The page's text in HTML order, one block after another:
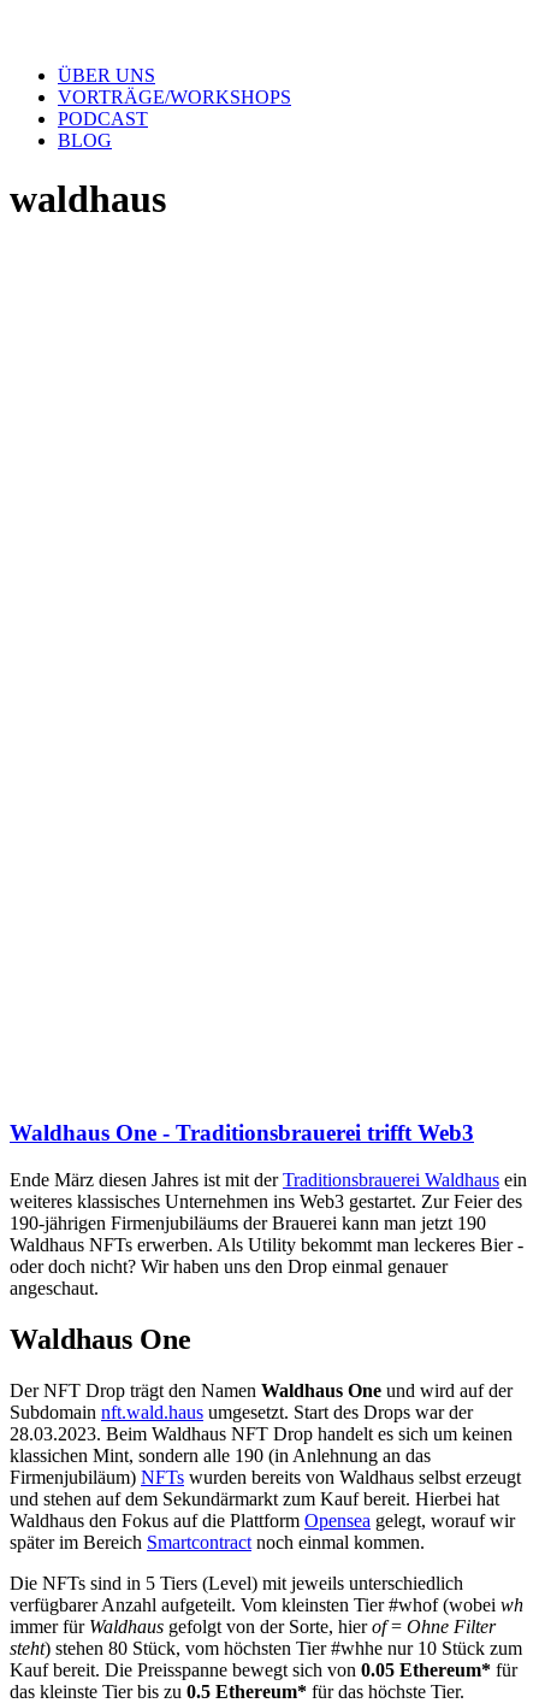
ÜBER UNS
VORTRÄGE/WORKSHOPS
PODCAST
BLOG
waldhaus
Waldhaus One - Traditionsbrauerei trifft Web3
Ende März diesen Jahres ist mit derTraditionsbrauerei Waldhaus ein
weiteres klassisches Unternehmen ins Web3 gestartet. Zur Feier des
190-jährigen Firmenjubiläums der Brauerei kann man jetzt 190
Waldhaus NFTs erwerben. Als Utility bekommt man leckeres Bier -
oder doch nicht? Wir haben uns den Drop einmal genauer
angeschaut.
Waldhaus One
Der NFT Drop trägt den Namen Waldhaus One und wird auf der
Subdomain nft.wald.haus umgesetzt. Start des Drops war der
28.03.2023. Beim Waldhaus NFT Drop handelt es sich um keinen
klassichen Mint, sondern alle 190 (in Anlehnung an das
Firmenjubiläum) NFTs wurden bereits von Waldhaus selbst erzeugt
und stehen auf dem Sekundärmarkt zum Kauf bereit. Hierbei hat
Waldhaus den Fokus auf die Plattform Opensea gelegt, worauf wir
später im Bereich Smartcontract noch einmal kommen.
Die NFTs sind in 5 Tiers (Level) mit jeweils unterschiedlich
verfügbarer Anzahl aufgeteilt. Vom kleinsten Tier #whof (wobei wh
immer für Waldhaus gefolgt von der Sorte, hierof= Ohne Filter
steht) stehen 80 Stück, vom höchsten Tier #whhe nur 10 Stück zum
Kauf bereit. Die Preisspanne bewegt sich von 0.05 Ethereum* für
das kleinste Tier bis zu 0.5 Ethereum* für das höchste Tier.